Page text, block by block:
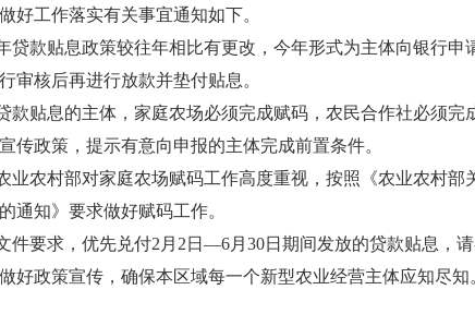
好工作落实有关事宜通知如下。
贷款贴息政策较往年相比有更改，今年形式为主体向银行申
审核后再进行放款并垫付贴息。
款贴息的主体，家庭农场必须完成赋码，农民合作社必须完
传政策，提示有意向申报的主体完成前置条件。
业农村部对家庭农场赋码工作高度重视，按照《农业农村部
通知》要求做好赋码工作。
件要求，优先兑付2月2日—6月30日期间发放的贷款贴息，
好政策宣传，确保本区域每一个新型农业经营主体应知尽知